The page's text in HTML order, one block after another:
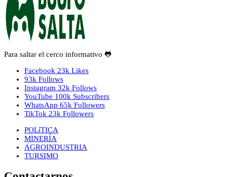
Para saltar el cerco informativo 🐸
Facebook 23k Likes
93k Follows
Instagram 32k Follows
YouTube 100k Subscribers
WhatsApp 65k Followers
TikTok 23k Followers
POLíTICA
MINERÍA
AGROINDUSTRIA
TURSIMO